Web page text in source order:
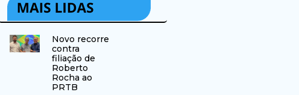
Novo recorre
contra
filiação de
Roberto
Rocha ao
PRTB